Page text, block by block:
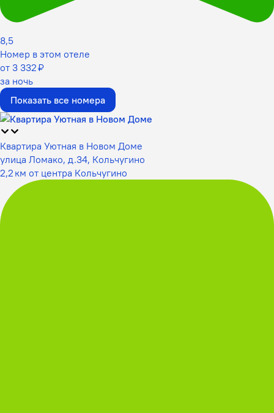
8,5
Номер в этом отеле
от 3 332 ₽
за ночь
Показать все номера
Квартира Уютная в Новом Доме
улица Ломако, д.34, Кольчугино
2,2 км от центра Кольчугино